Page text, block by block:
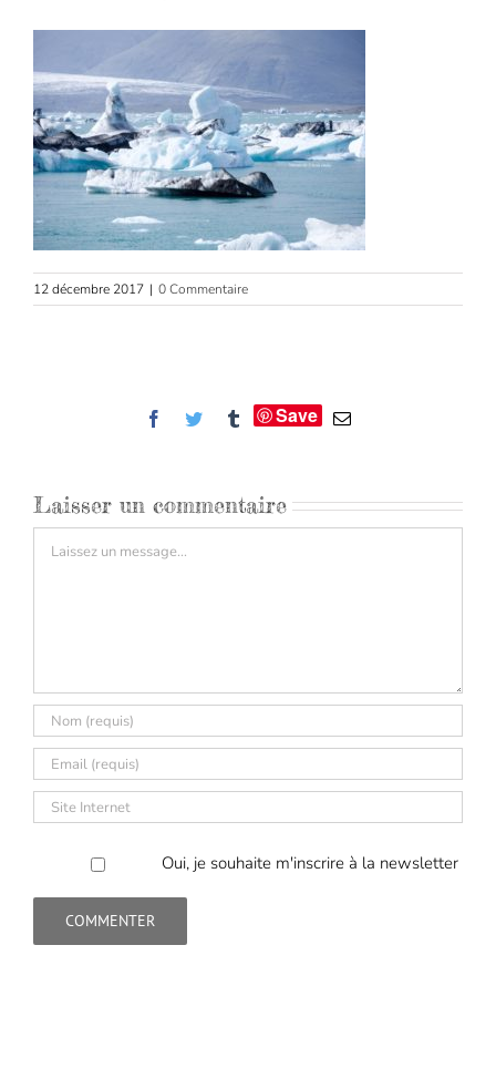
12 décembre 2017 | 0 Commentaire
Facebook
Twitter TumblrSave Email
Laisser un commentaire
Oui, je souhaite m'inscrire à la newsletter